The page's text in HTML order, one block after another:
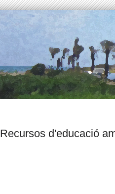
Recursos d'educació